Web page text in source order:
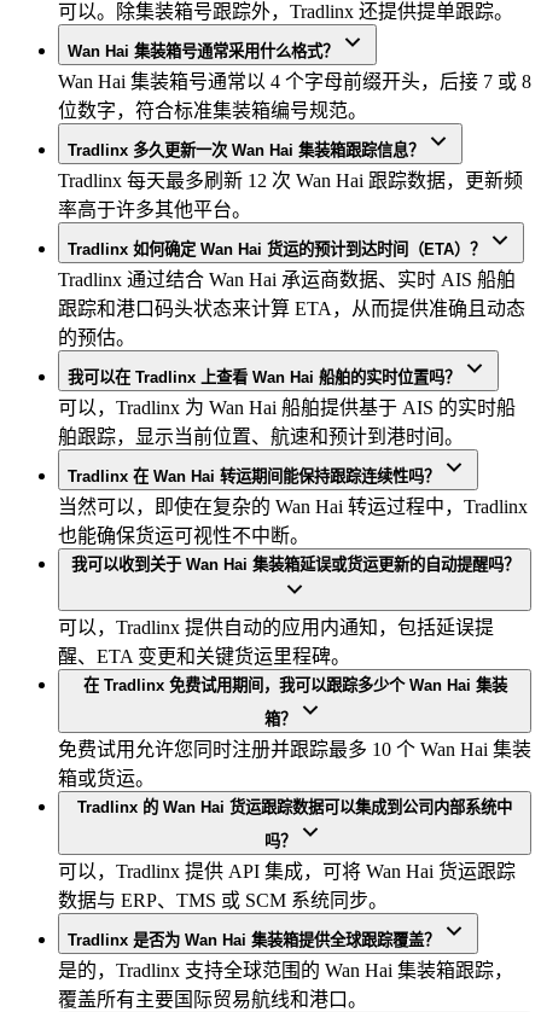
可以。除集装箱号跟踪外，Tradlinx 还提供提单跟踪。
Wan Hai 集装箱号通常采用什么格式？
Wan Hai 集装箱号通常以 4 个字母前缀开头，后接 7 或 8
位数字，符合标准集装箱编号规范。
Tradlinx 多久更新一次 Wan Hai 集装箱跟踪信息？
Tradlinx 每天最多刷新 12 次 Wan Hai 跟踪数据，更新频
率高于许多其他平台。
Tradlinx 如何确定 Wan Hai 货运的预计到达时间（ETA）？
Tradlinx 通过结合 Wan Hai 承运商数据、实时 AIS 船舶
跟踪和港口码头状态来计算 ETA，从而提供准确且动态
的预估。
我可以在 Tradlinx 上查看 Wan Hai 船舶的实时位置吗？
可以，Tradlinx 为 Wan Hai 船舶提供基于 AIS 的实时船
舶跟踪，显示当前位置、航速和预计到港时间。
Tradlinx 在 Wan Hai 转运期间能保持跟踪连续性吗？
当然可以，即使在复杂的 Wan Hai 转运过程中，Tradlinx
也能确保货运可视性不中断。
我可以收到关于 Wan Hai 集装箱延误或货运更新的自动提醒吗？
可以，Tradlinx 提供自动的应用内通知，包括延误提
醒、ETA 变更和关键货运里程碑。
在 Tradlinx 免费试用期间，我可以跟踪多少个 Wan Hai 集装
箱？
免费试用允许您同时注册并跟踪最多 10 个 Wan Hai 集装
箱或货运。
Tradlinx 的 Wan Hai 货运跟踪数据可以集成到公司内部系统中
吗？
可以，Tradlinx 提供 API 集成，可将 Wan Hai 货运跟踪
数据与 ERP、TMS 或 SCM 系统同步。
Tradlinx 是否为 Wan Hai 集装箱提供全球跟踪覆盖？
是的，Tradlinx 支持全球范围的 Wan Hai 集装箱跟踪，
覆盖所有主要国际贸易航线和港口。